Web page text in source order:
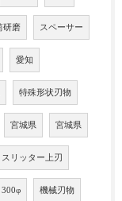
研磨 スペーサー
愛知
特殊形状刃物
宮城県 宮城県
スリッター上刃
300φ 機械刃物